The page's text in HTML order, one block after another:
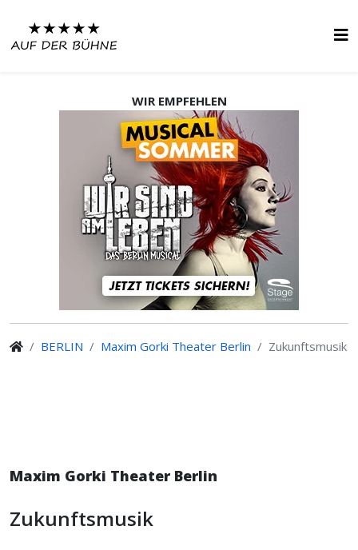
WIR EMPFEHLEN
BERLIN Maxim Gorki Theater Berlin Zukunftsmusik
Maxim Gorki Theater Berlin
Zukunftsmusik